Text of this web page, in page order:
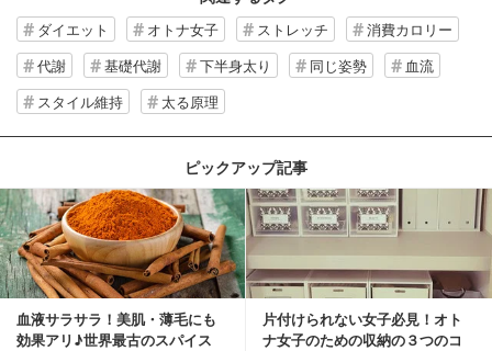
ダイエット オトナ女子 ストレッチ
消費カロリー
代謝
基礎代謝 下半身太り 同じ姿勢
血流
スタイル維持
太る原理
ピックアップ記事
血液サラサラ！美肌・薄毛にも
効果アリ♪世界最古のスパイス
片付けられない女子必見！オト
ナ女子のための収納の３つのコ